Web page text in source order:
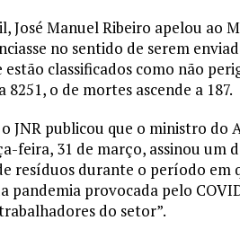
José Manuel Ribeiro apelou ao
no sentido de serem
estão classificados como não
8251, o de mortes ascende a 187.
JNR publicou que o ministro do
feira, 31 de março, assinou um
resíduos durante o período
pandemia provocada pelo
do setor”.